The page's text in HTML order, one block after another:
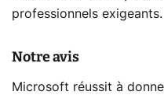
professionnels exigeants.
Notre avis
Microsoft réussit à